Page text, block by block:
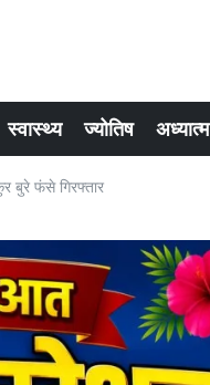
स्वास्थ्य ज्योतिष अध्यात्म
बुरे फंसे गिरफ्तार